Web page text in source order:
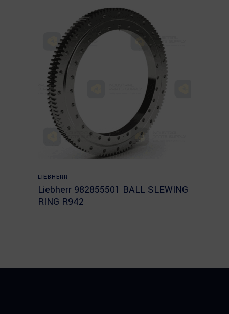
LIEBHERR
Liebherr 982855501 BALL SLEWING
RING R942